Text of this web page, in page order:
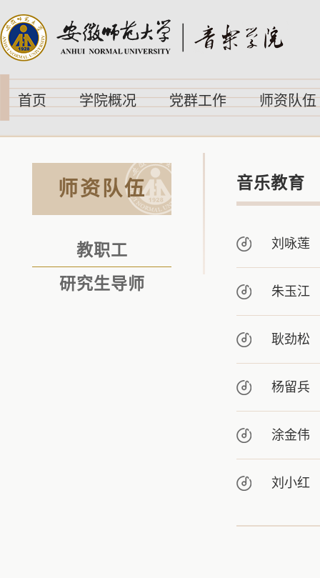
首页 学院概况 党群工作 师资队伍
师资队伍
教职工
研究生导师
音乐教育
刘咏莲
朱玉江
耿劲松
杨留兵
涂金伟
刘小红